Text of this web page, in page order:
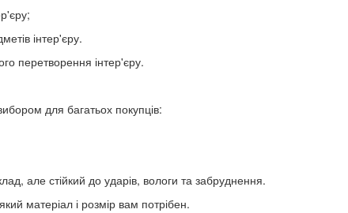
інтер'єру.
перетворення інтер'єру.
для багатьох покупців:
але стійкий до ударів, вологи та забруднення.
матеріал і розмір вам потрібен.